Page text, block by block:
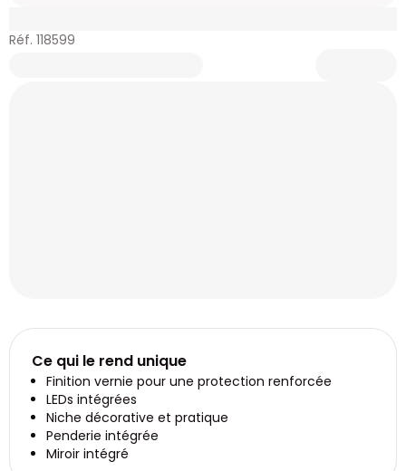
Réf. 118599
Ce qui le rend unique
Finition vernie pour une protection renforcée
LEDs intégrées
Niche décorative et pratique
Penderie intégrée
Miroir intégré